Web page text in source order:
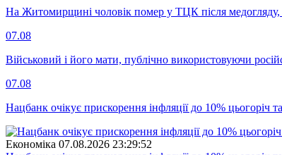
На Житомирщині чоловік помер у ТЦК після медогляду,
07.08
Військовий і його мати, публічно використовуючи
07.08
Нацбанк очікує прискорення інфляції до 10% цьогоріч
Економіка 07.08.2026 23:29:52